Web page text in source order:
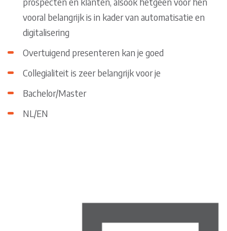
vooral belangrijk is in kader van automatisatie en
digitalisering
Overtuigend presenteren kan je goed
Collegialiteit is zeer belangrijk voor je
Bachelor/Master
NL/EN